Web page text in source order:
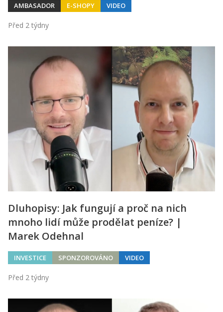
AMBASADOR E-SHOPY VIDEO
Před 2 týdny
Dluhopisy: Jak fungují a proč na nich
mnoho lidí může prodělat peníze? |
Marek Odehnal
INVESTICE SPONZOROVÁNO VIDEO
Před 2 týdny